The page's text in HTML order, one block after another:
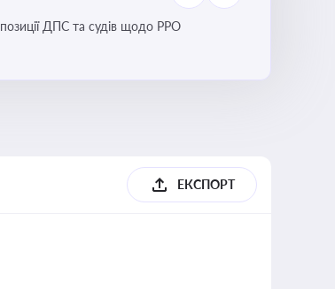
Новини та зміни щодо використання реєстраторів розрахункових операцій, аналіз законодавства про РРО, позиції ДПС та судів щодо РРО
ЕКСПОРТ